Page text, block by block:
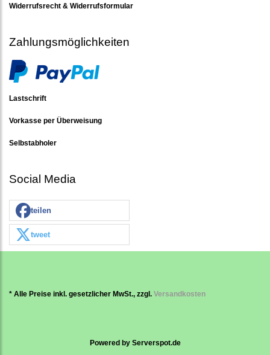
Widerrufsrecht & Widerrufsformular
Zahlungsmöglichkeiten
Lastschrift
Vorkasse per Überweisung
Selbstabholer
Social Media
teilen
tweet
* Alle Preise inkl. gesetzlicher MwSt., zzgl. Versandkosten
Powered by Serverspot.de